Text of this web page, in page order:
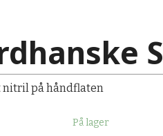
S
nitril på håndflaten
På lager